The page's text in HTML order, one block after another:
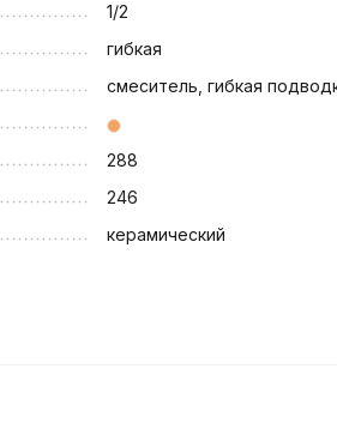
1/2
гибкая
смеситель, гибкая
288
246
керамический